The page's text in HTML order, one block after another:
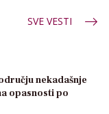
SVE VESTI
nekadašnje
opasnosti po